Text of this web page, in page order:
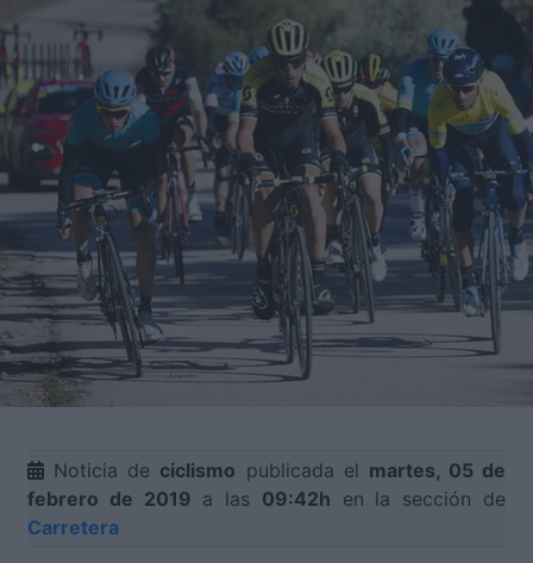
Noticia de ciclismo publicada el martes, 05 de
febrero de 2019 a las 09:42h en la sección de
Carretera